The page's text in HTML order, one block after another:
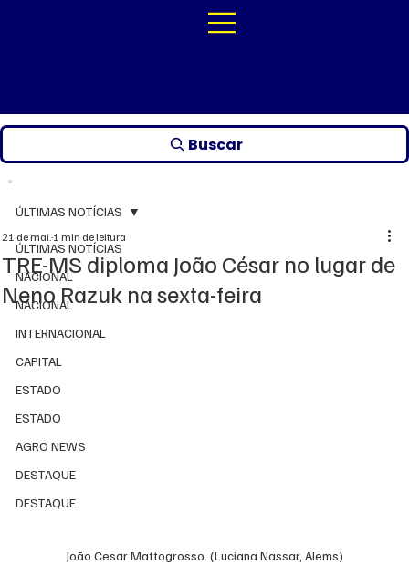
Buscar
ÚLTIMAS NOTÍCIAS
NACIONAL
NACIONAL
INTERNACIONAL
CAPITAL
ESTADO
ESTADO
AGRO NEWS
DESTAQUE
DESTAQUE
ÚLTIMAS NOTÍCIAS
TRE-MS diploma João César no lugar de
Neno Razuk na sexta-feira
21 de mai.1 min de leitura
João Cesar Mattogrosso. (Luciana Nassar, Alems)